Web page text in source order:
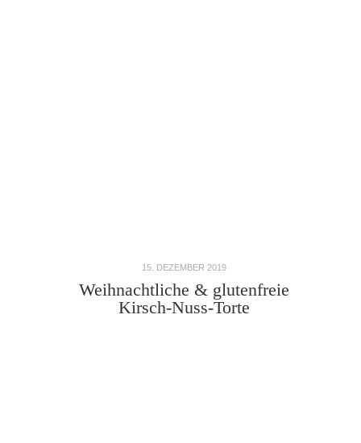
15. DEZEMBER 2019
Weihnachtliche & glutenfreie
Kirsch-Nuss-Torte